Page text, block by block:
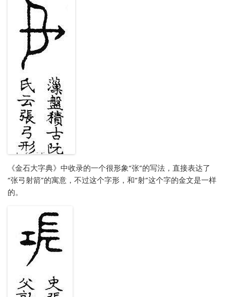
《金石大字典》中收录的一个很形象“张”的写法，直接表达了
“张弓射箭”的寓意，不过这个字形，和“射”这个字的金文是一样
的。